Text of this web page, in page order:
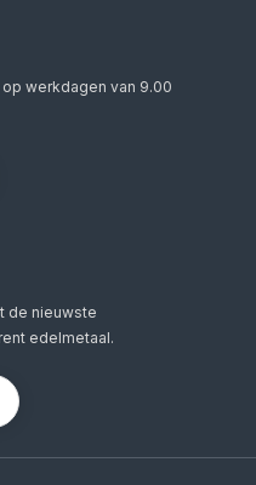
werkdagen van 9.00
de nieuwste
edelmetaal.